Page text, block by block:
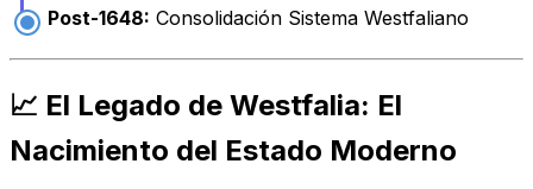
Post-1648: Consolidación Sistema Westfaliano
📈 El Legado de Westfalia: El
Nacimiento del Estado Moderno